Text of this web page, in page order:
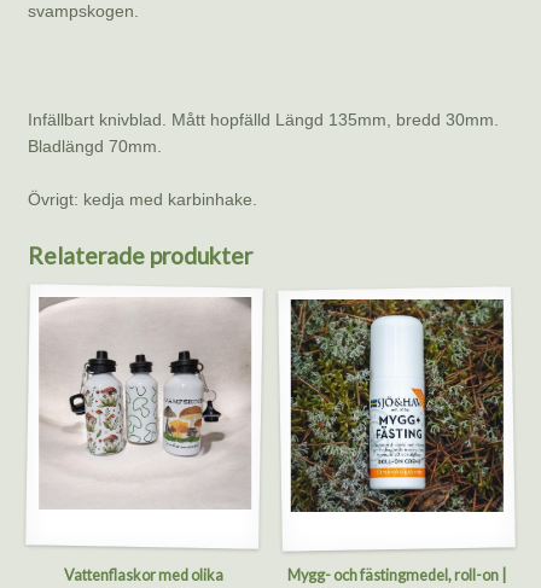
svampskogen.
Infällbart knivblad. Mått hopfälld Längd 135mm, bredd 30mm.
Bladlängd 70mm.
Övrigt: kedja med karbinhake.
Relaterade produkter
Vattenflaskor med olika
Mygg- och fästingmedel, roll-on |